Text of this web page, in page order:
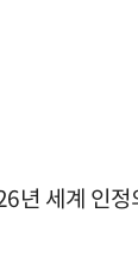
세계 인